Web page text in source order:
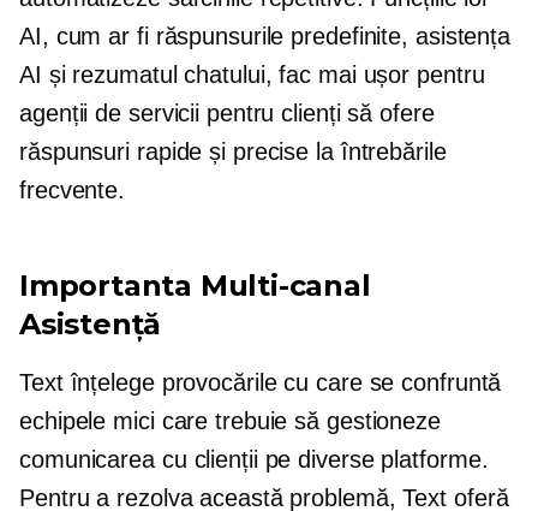
AI, cum ar fi răspunsurile predefinite, asistența
AI și rezumatul chatului, fac mai ușor pentru
agenții de servicii pentru clienți să ofere
răspunsuri rapide și precise la întrebările
frecvente.
Importanta Multi-canal
Asistență
Text înțelege provocările cu care se confruntă
echipele mici care trebuie să gestioneze
comunicarea cu clienții pe diverse platforme.
Pentru a ​​rezolva această problemă, Text oferă